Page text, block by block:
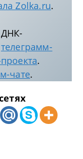
Zolka.ru.
телеграмм-
.
чате.